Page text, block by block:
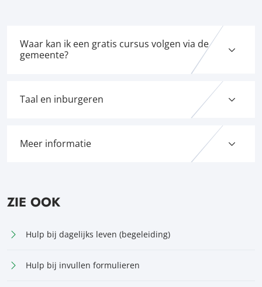
Waar kan ik een gratis cursus volgen via de
gemeente?
Taal en inburgeren
Meer informatie
ZIE OOK
Hulp bij dagelijks leven (begeleiding)
Hulp bij invullen formulieren